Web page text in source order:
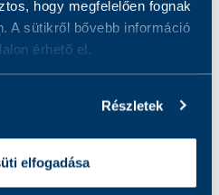
hogy megfelelően fognak
A sütikről bővebb információ
érhető el.
Részletek
elfogadása